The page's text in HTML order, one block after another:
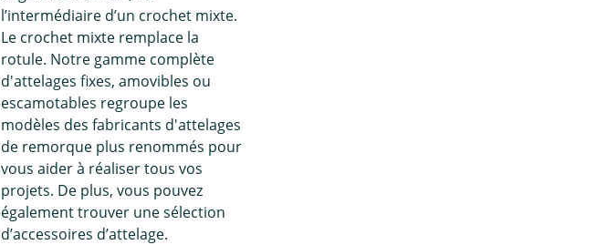
l’intermédiaire d’un crochet mixte.
Le crochet mixte remplace la
rotule. Notre gamme complète
d'attelages fixes, amovibles ou
escamotables regroupe les
modèles des fabricants d'attelages
de remorque plus renommés pour
vous aider à réaliser tous vos
projets. De plus, vous pouvez
également trouver une sélection
d’accessoires d’attelage.